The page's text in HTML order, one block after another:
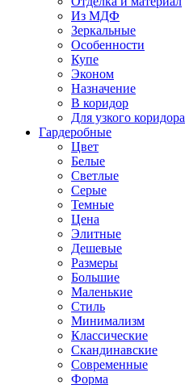
Из МДФ
Зеркальные
Особенности
Купе
Эконом
Назначение
В коридор
Для узкого коридора
Гардеробные
Цвет
Белые
Светлые
Серые
Темные
Цена
Элитные
Дешевые
Размеры
Большие
Маленькие
Стиль
Минимализм
Классические
Скандинавские
Современные
Форма